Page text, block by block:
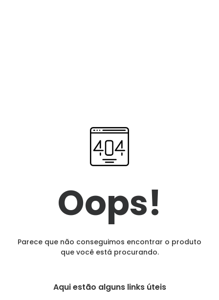
Oops!
Parece que não conseguimos encontrar o produto
que você está procurando.
Aqui estão alguns links úteis